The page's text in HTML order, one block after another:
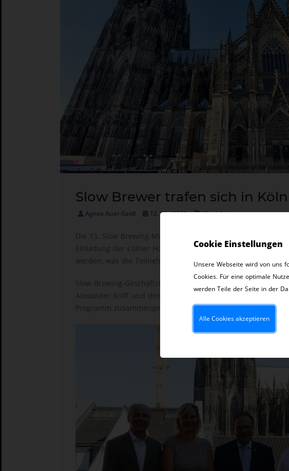
Slow Brewer trafen sich in Köln
Agnes Auer-Seidl 12. Okt 2021 Neuigkeiten
Die 13. Slow Brewing Mitgliederversammlung am 2. und 3.
Einladung der Cölner Hofbräu P. Josef Früh KG in Köln als
werden, was die Teilnehmer sichtbar genossen.
Slow Brewing-Geschäftsführer Dr. August Gresser hatte mit
Alexander Rolff und dem Team um Marketing-Leiter Dirk
Programm zusammengestellt, das keine Wünsche offenließ.
Cookie Einstellungen
Unsere Webseite wird von uns
Cookies. Für eine optimale
werden Teile der Seite in der
Alle Cookies akzeptieren